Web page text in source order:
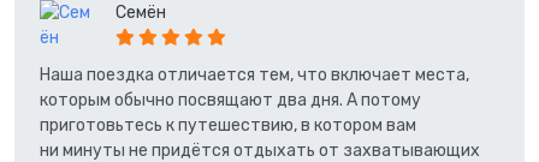
Семён
Наша поездка отличается тем, что включает места,
которым обычно посвящают два дня. А потому
приготовьтесь к путешествию, в котором вам
ни минуты не придётся отдыхать от захватывающих